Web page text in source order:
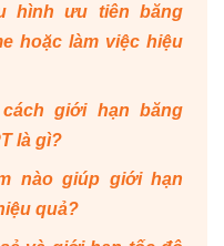
hình ưu tiên băng
hoặc làm việc hiệu
giới hạn băng
là gì?
nào giúp giới hạn
quả?